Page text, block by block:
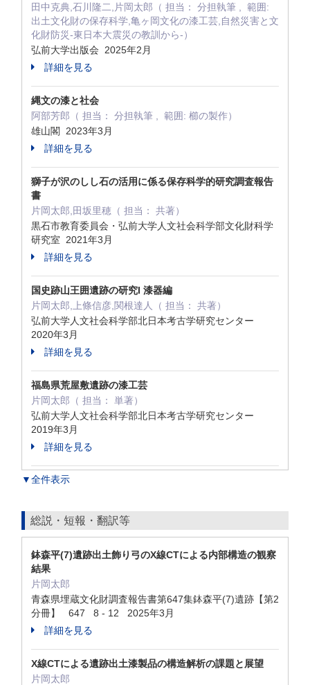
田中克典,石川隆二,片岡太郎（ 担当： 分担執筆 , 範囲:
出土文化財の保存科学,亀ヶ岡文化の漆工芸,自然災害と文
化財防災-東日本大震災の教訓から-）
弘前大学出版会 2025年2月
詳細を見る
縄文の漆と社会
阿部芳郎（ 担当： 分担執筆 , 範囲: 櫛の製作）
雄山閣 2023年3月
詳細を見る
獅子が沢のしし石の活用に係る保存科学的研究調査報告
書
片岡太郎,田坂里穂（ 担当： 共著）
黒石市教育委員会・弘前大学人文社会科学部文化財科学
研究室 2021年3月
詳細を見る
国史跡山王囲遺跡の研究I 漆器編
片岡太郎,上條信彦,関根達人（ 担当： 共著）
弘前大学人文社会科学部北日本考古学研究センター
2020年3月
詳細を見る
福島県荒屋敷遺跡の漆工芸
片岡太郎（ 担当： 単著）
弘前大学人文社会科学部北日本考古学研究センター
2019年3月
詳細を見る
▼全件表示
総説・短報・翻訳等
鉢森平(7)遺跡出土飾り弓のX線CTによる内部構造の観察
結果
片岡太郎
青森県埋蔵文化財調査報告書第647集鉢森平(7)遺跡【第2
分冊】 647 8 - 12 2025年3月
詳細を見る
X線CTによる遺跡出土漆製品の構造解析の課題と展望
片岡太郎